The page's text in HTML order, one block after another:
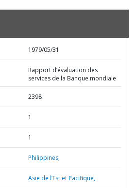
1979/05/31
Rapport d’évaluation des
services de la Banque mondiale
2398
1
1
Philippines,
Asie de l’Est et Pacifique,